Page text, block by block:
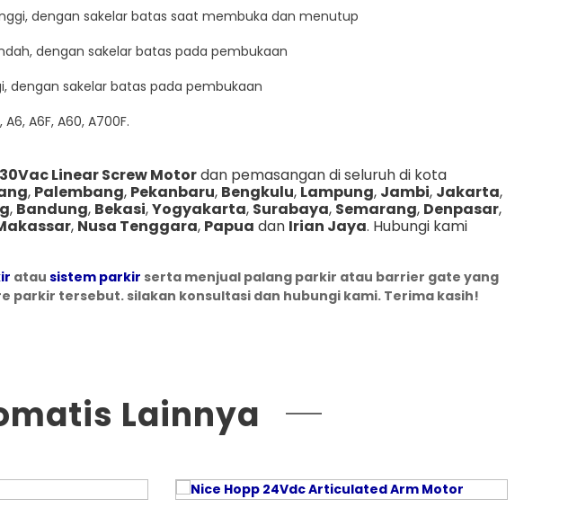
dengan sakelar batas saat membuka dan menutup
dengan sakelar batas pada pembukaan
dengan sakelar batas pada pembukaan
A6F, A60, A700F.
Linear Screw Motordan pemasangan di seluruh di kota
, Palembang, Pekanbaru, Bengkulu, Lampung, Jambi, Jakarta,
, Bandung, Bekasi,Yogyakarta, Surabaya, Semarang, Denpasar,
, Nusa Tenggara, Papua dan Irian Jaya. Hubungi kami
atau sistem parkir serta menjual palang parkir atau barrier gate yang
parkir tersebut. silakan konsultasi dan hubungi kami. Terima kasih!
Lainnya